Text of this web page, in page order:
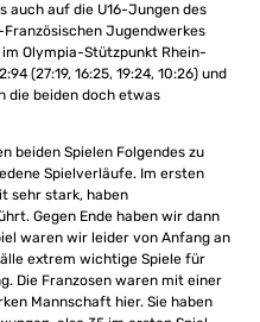
auch auf die U16-Jungen des
Französischen Jugendwerkes
Olympia-Stützpunkt Rhein-
(27:19, 16:25, 19:24, 10:26) und
die beiden doch etwas
beiden Spielen Folgendes zu
Spielverläufe. Im ersten
sehr stark, haben
Gegen Ende haben wir dann
waren wir leider von Anfang an
extrem wichtige Spiele für
Die Franzosen waren mit einer
Mannschaft hier. Sie haben